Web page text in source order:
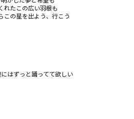
れたこの広い羽根も
この星を出よう、行こう
はずっと踊ってて欲しい